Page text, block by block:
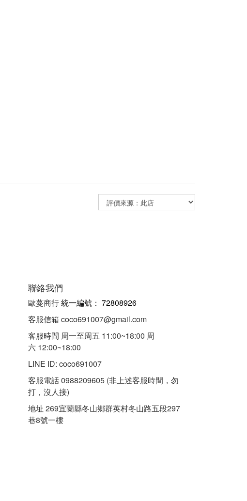
聯絡我們
歐蔓商行統一編號： 72808926
客服信箱 coco691007@gmail.com
客服時間 周一至周五 11:00~18:00 周
六 12:00~18:00
LINE ID: coco691007
客服電話 0988209605 (非上述客服時間，勿
打，沒人接)
地址 269宜蘭縣冬山鄉群英村冬山路五段297
巷8號一樓